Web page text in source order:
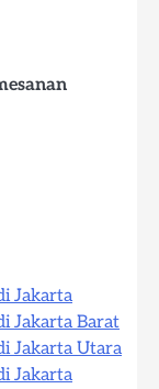
Jakarta
Jakarta Barat
Jakarta Utara
Jakarta